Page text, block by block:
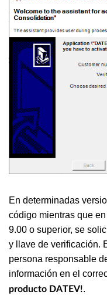
En determinadas
código mientras que
9.00 o superior, se
y llave de verificación.
persona responsable
información en el
producto DATEV!.